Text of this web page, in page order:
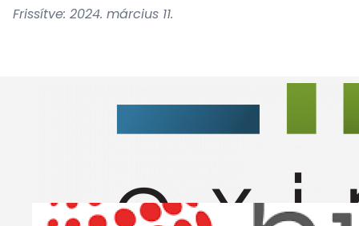
Frissítve: 2024. március 11.